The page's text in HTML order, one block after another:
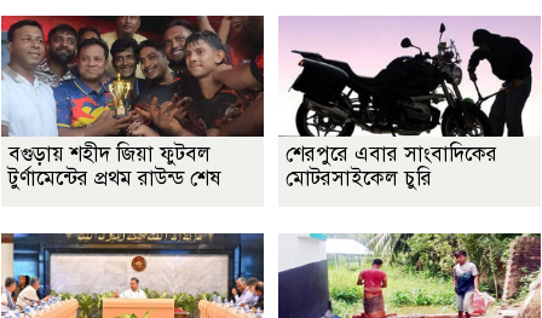
বগুড়ায় শহীদ জিয়া ফুটবল
টুর্ণামেন্টের প্রথম রাউন্ড শেষ
শেরপুরে এবার সাংবাদিকের
মোটরসাইকেল চুরি